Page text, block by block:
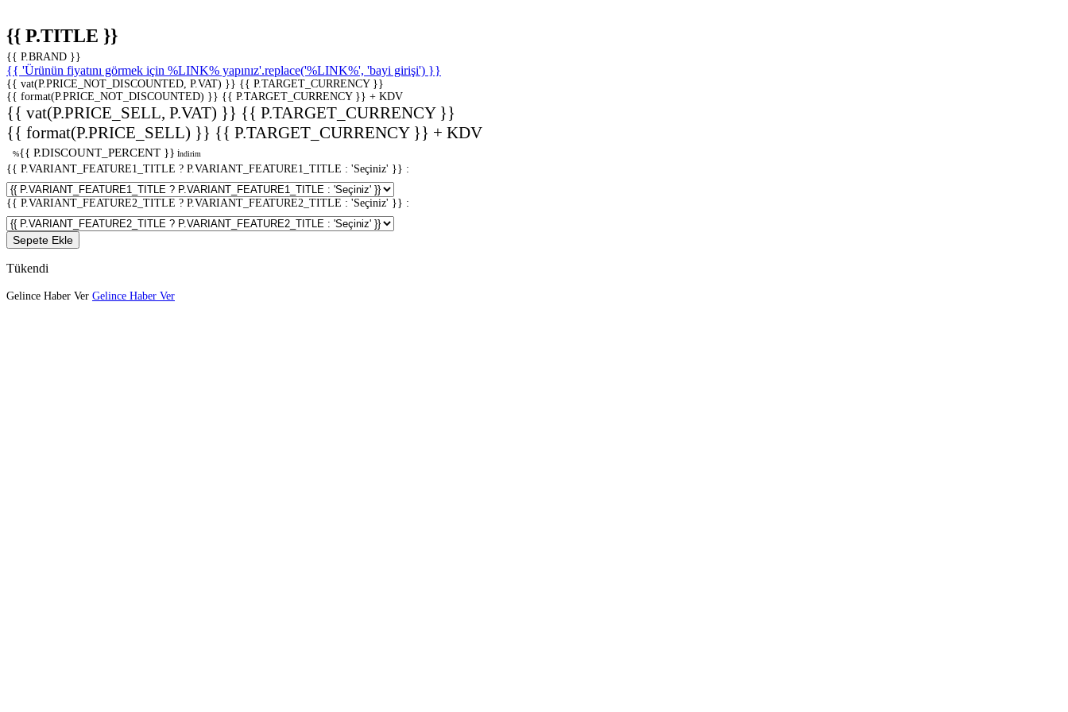
{{ P.TITLE }}
{{ P.BRAND }}
{{ 'Ürünün fiyatını görmek için %LINK% yapınız'.replace('%LINK%', 'bayi girişi') }}
{{ vat(P.PRICE_NOT_DISCOUNTED, P.VAT) }} {{ P.TARGET_CURRENCY }}
{{ format(P.PRICE_NOT_DISCOUNTED) }} {{ P.TARGET_CURRENCY }} + KDV
{{ vat(P.PRICE_SELL, P.VAT) }} {{ P.TARGET_CURRENCY }}
{{ format(P.PRICE_SELL) }} {{ P.TARGET_CURRENCY }} + KDV
%{{ P.DISCOUNT_PERCENT }} İndirim
{{ P.VARIANT_FEATURE1_TITLE ? P.VARIANT_FEATURE1_TITLE : 'Seçiniz' }} :
{{ P.VARIANT_FEATURE2_TITLE ? P.VARIANT_FEATURE2_TITLE : 'Seçiniz' }} :
Sepete Ekle
Tükendi
Gelince Haber Ver Gelince Haber Ver